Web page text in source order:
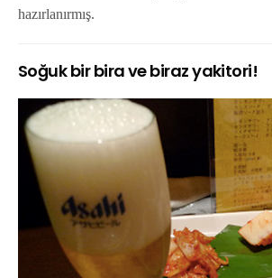
hazırlanırmış.
Soğuk bir bira ve biraz yakitori!